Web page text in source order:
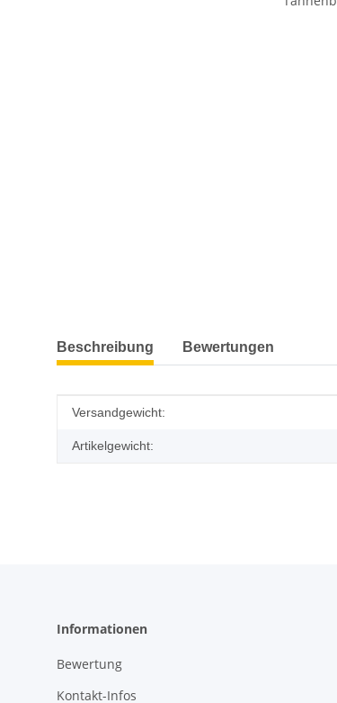
weitere Registerkarten anzeigen
Beschreibung Bewertungen
Produkteigenschaft
Wert
Versandgewicht:
Artikelgewicht:
Informationen
Bewertung
Kontakt-Infos